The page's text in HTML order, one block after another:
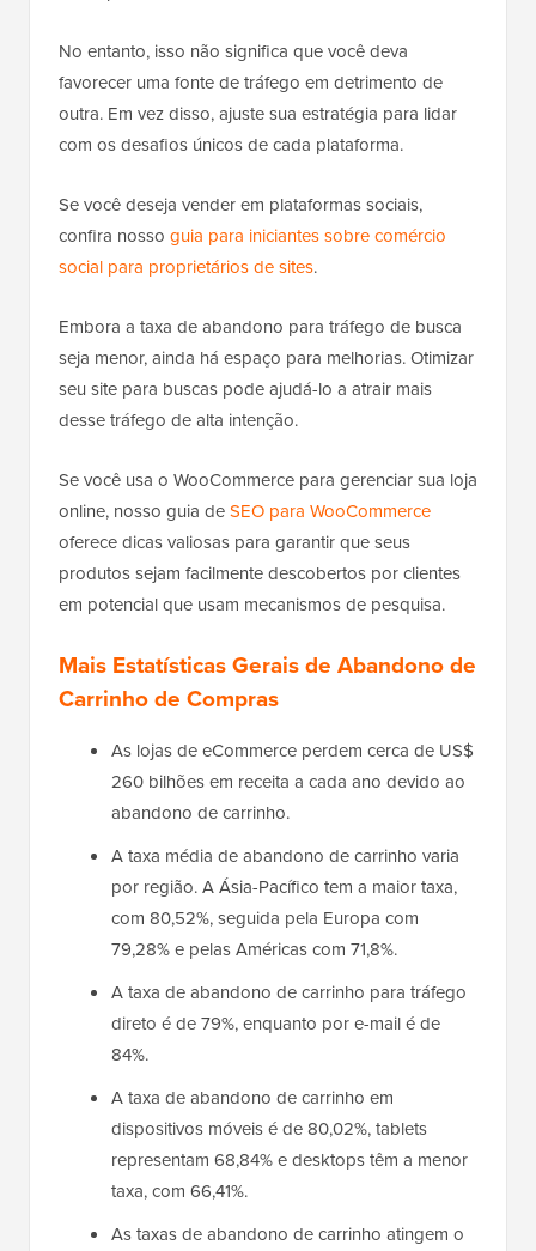
No entanto, isso não significa que você deva
favorecer uma fonte de tráfego em detrimento de
outra. Em vez disso, ajuste sua estratégia para lidar
com os desafios únicos de cada plataforma.
Se você deseja vender em plataformas sociais,
confira nosso guia para iniciantes sobre comércio
social para proprietários de sites.
Embora a taxa de abandono para tráfego de busca
seja menor, ainda há espaço para melhorias. Otimizar
seu site para buscas pode ajudá-lo a atrair mais
desse tráfego de alta intenção.
Se você usa o WooCommerce para gerenciar sua loja
online, nosso guia deSEO para WooCommerce
oferece dicas valiosas para garantir que seus
produtos sejam facilmente descobertos por clientes
em potencial que usam mecanismos de pesquisa.
Mais Estatísticas Gerais de Abandono de
Carrinho de Compras
As lojas de eCommerce perdem cerca de US$
260 bilhões em receita a cada ano devido ao
abandono de carrinho.
A taxa média de abandono de carrinho varia
por região. A Ásia-Pacífico tem a maior taxa,
com 80,52%, seguida pela Europa com
79,28% e pelas Américas com 71,8%.
A taxa de abandono de carrinho para tráfego
direto é de 79%, enquanto por e-mail é de
84%.
A taxa de abandono de carrinho em
dispositivos móveis é de 80,02%, tablets
representam 68,84% e desktops têm a menor
taxa, com 66,41%.
As taxas de abandono de carrinho atingem o